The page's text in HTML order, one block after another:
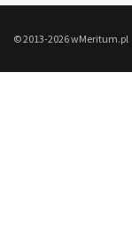
© 2013-2026 wMeritum.pl